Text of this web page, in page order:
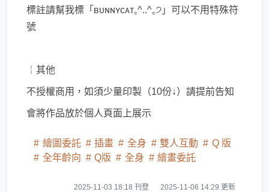
標註請幫我標「ʙᴜɴɴʏᴄᴀᴛ꜀^..^꜀੭」可以不用特殊符
號
￤其他
不授權商用，如須少量印製（10份↓）請提前告知
會將作品放於個人頁面上展示
繪圖委託 插畫 全身 雙人互動
Q 版
全年齡向
Q版 全身 繪畫委託
2025-11-03 18:18 刊登 2025-11-06 14:29 更新